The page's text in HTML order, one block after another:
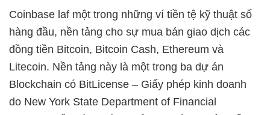
Coinbase laf một trong những ví tiền tệ kỹ thuật số
hàng đầu, nền tảng cho sự mua bán giao dịch các
đồng tiền Bitcoin, Bitcoin Cash, Ethereum và
Litecoin. Nền tảng này là một trong ba dự án
Blockchain có BitLicense – Giấy phép kinh doanh
do New York State Department of Financial